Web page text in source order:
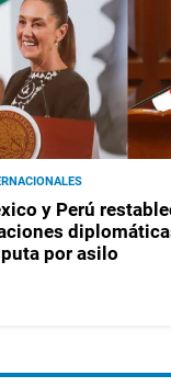
y Perú
por asilo